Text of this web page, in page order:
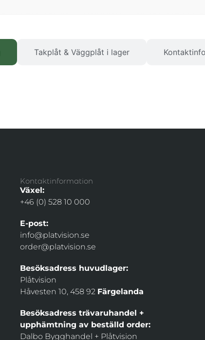
Takplåt & Väggplåt i lager
Kontaktinformation
Växel:
+46 (0) 528 10 000
E-post:
info@platvision.se
order@platvision.se
Besöksadress huvudlager:
Plåtvision
Håvesten 10, 458 92 Färgelanda
Besöksadress trävaruhandel +
upphämtning av beställd order:
Dalbo Bygghandel + Plåtvision